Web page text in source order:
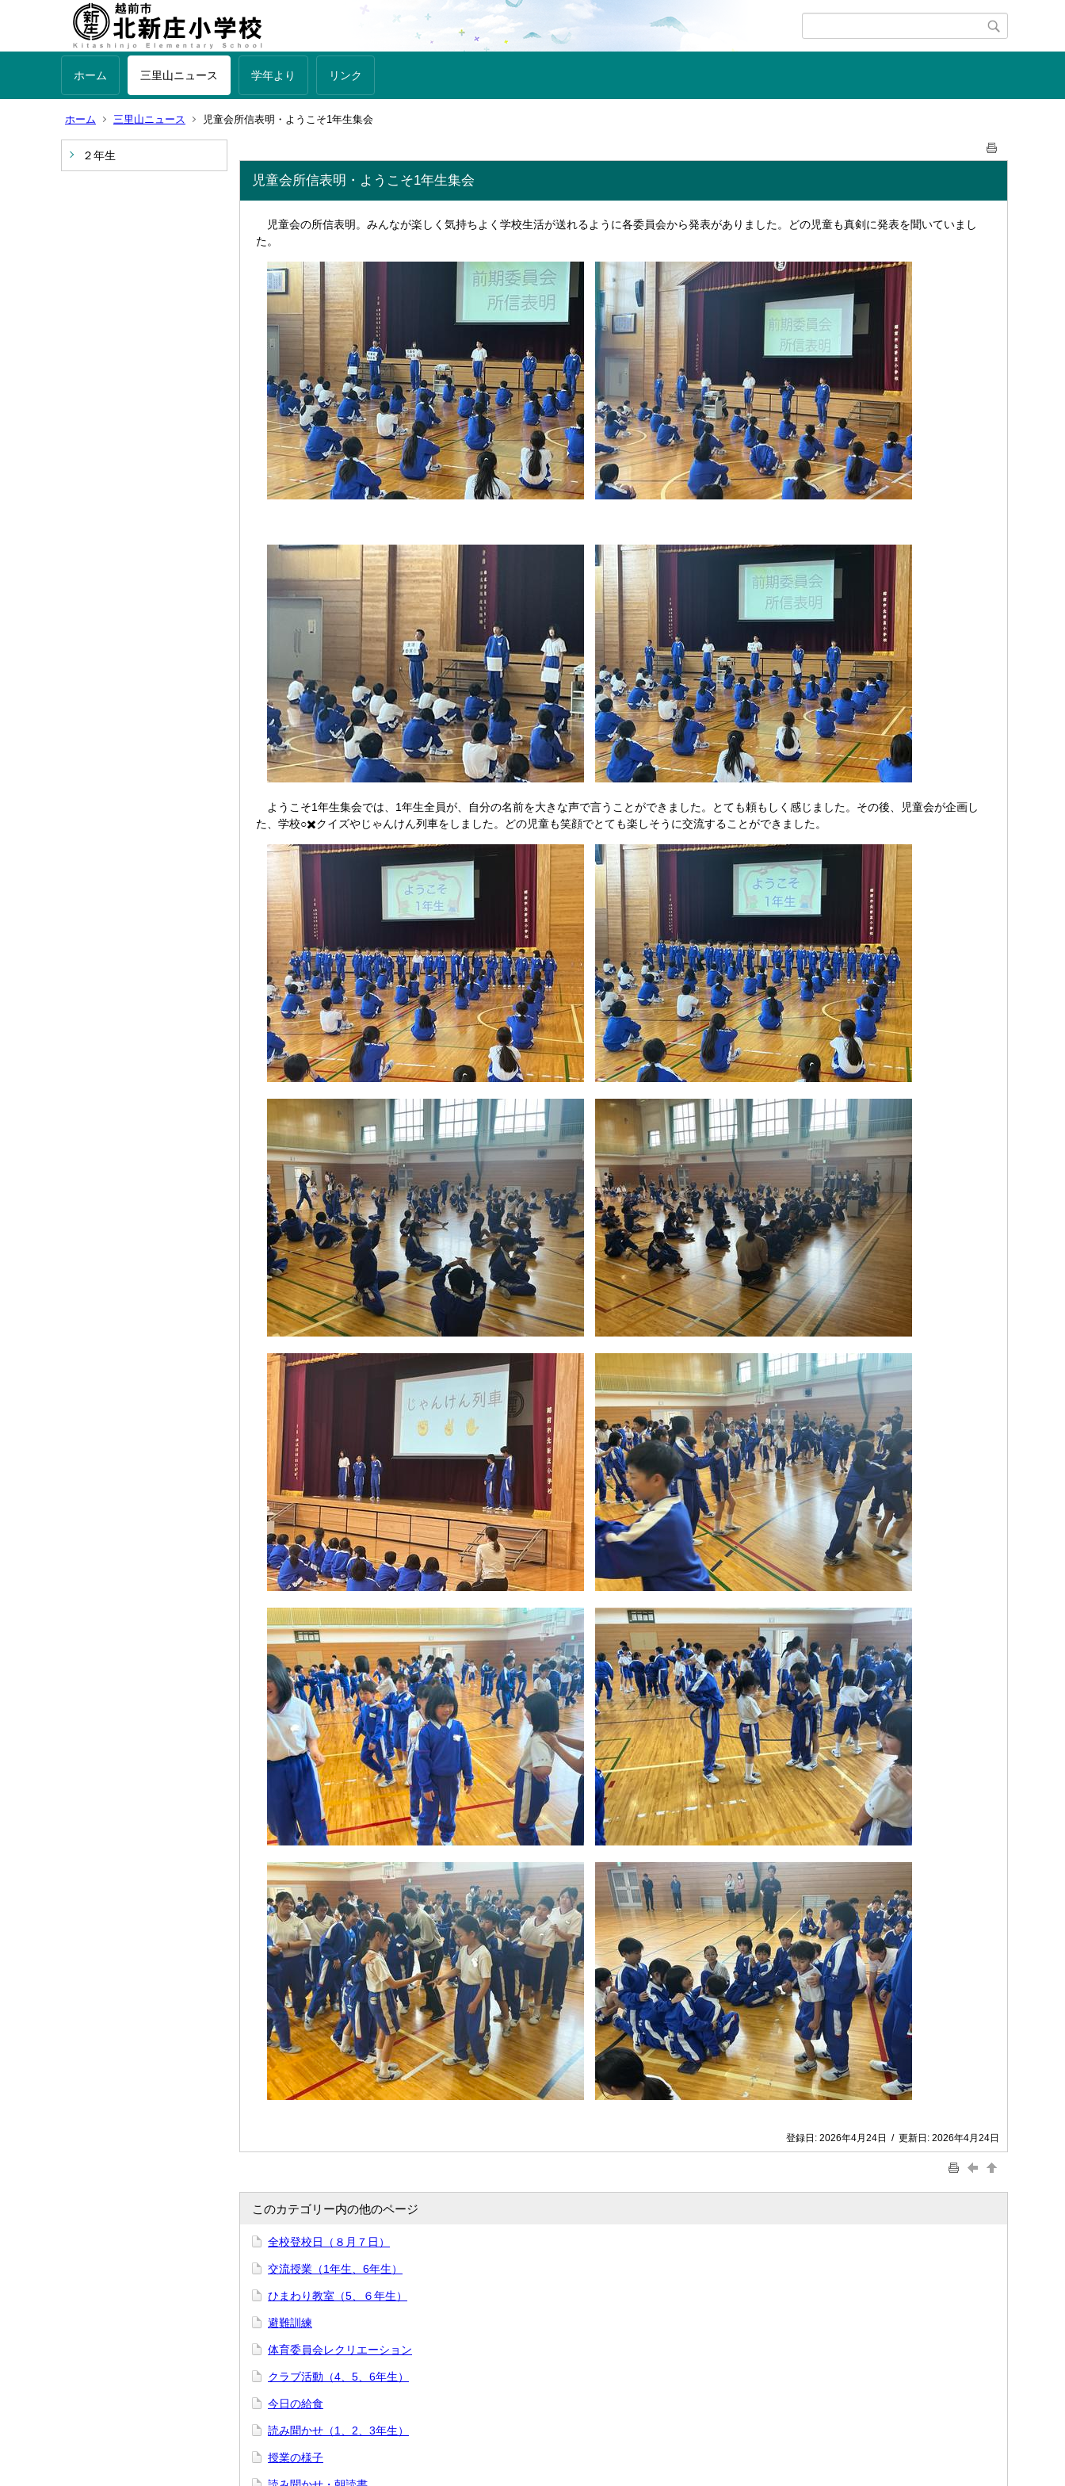
ホーム 三里山ニュース 学年より リンク
ホーム 三里山ニュース 児童会所信表明・ようこそ1年生集会
２年生
児童会所信表明・ようこそ1年生集会
児童会の所信表明。みんなが楽しく気持ちよく学校生活が送れるように各委員会から発表がありました。どの児童も真剣に発表を聞いていまし
た。
ようこそ1年生集会では、1年生全員が、自分の名前を大きな声で言うことができました。とても頼もしく感じました。その後、児童会が企画し
た、学校○✖️クイズやじゃんけん列車をしました。どの児童も笑顔でとても楽しそうに交流することができました。
登録日: 2026年4月24日 / 更新日: 2026年4月24日
このカテゴリー内の他のページ
全校登校日（８月７日）
交流授業（1年生、6年生）
ひまわり教室（5、６年生）
避難訓練
体育委員会レクリエーション
クラブ活動（4、5、6年生）
今日の給食
読み聞かせ（1、2、3年生）
授業の様子